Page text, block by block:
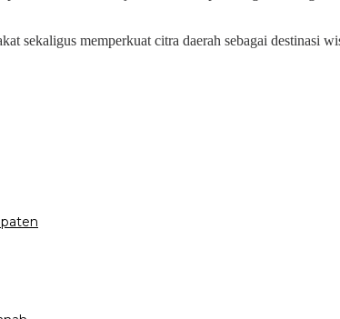
sekaligus memperkuat citra daerah sebagai destinasi